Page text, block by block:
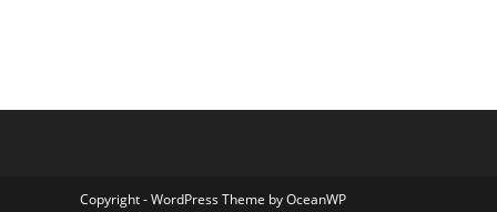
Copyright - WordPress Theme by OceanWP